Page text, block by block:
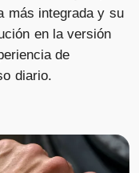
más integrada y su
en la versión
de
diario.